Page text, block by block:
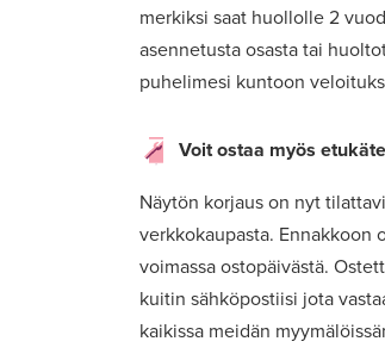
merkiksi saat huollolle 2
asennetusta osasta tai
puhelimesi kuntoon
Voit ostaa myös
Näytön korjaus on nyt
verkkokaupasta. Ennakkoon
voimassa ostopäivästä.
kuitin sähköpostiisi jota
kaikissa meidän